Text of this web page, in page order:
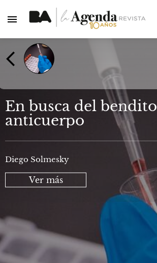
En busca del bendito
anticuerpo
Diego Solmesky
Ver más